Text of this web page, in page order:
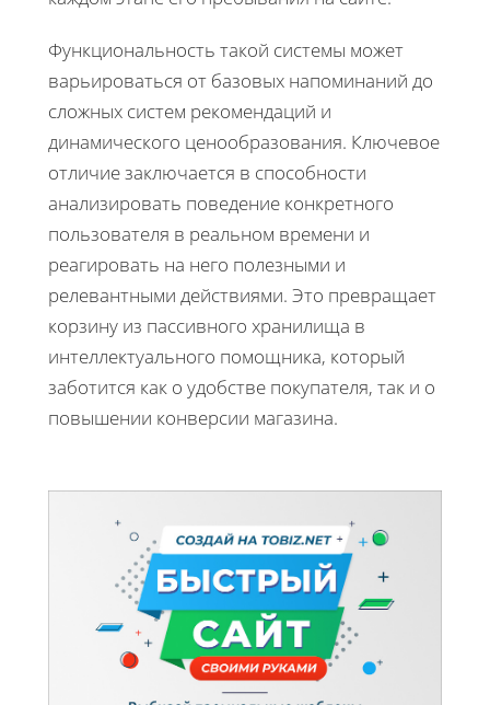
Функциональность такой системы может
варьироваться от базовых напоминаний до
сложных систем рекомендаций и
динамического ценообразования. Ключевое
отличие заключается в способности
анализировать поведение конкретного
пользователя в реальном времени и
реагировать на него полезными и
релевантными действиями. Это превращает
корзину из пассивного хранилища в
интеллектуального помощника, который
заботится как о удобстве покупателя, так и о
повышении конверсии магазина.